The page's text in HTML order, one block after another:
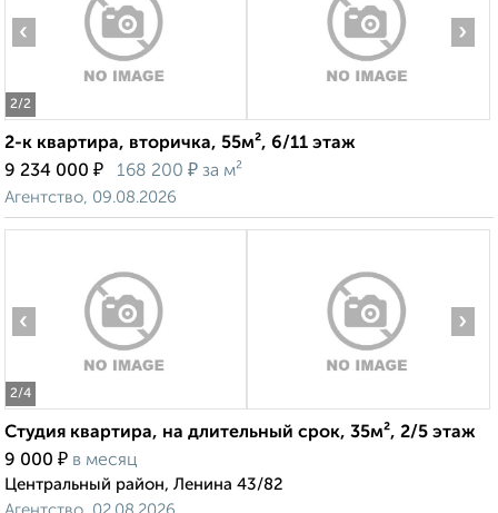
2/2
‹ ›
2-к квартира, вторичка, 55м², 6/11 этаж
9 234 000 ₽ 168 200 ₽ за м²
Агентство, 09.08.2026
2/4
‹ ›
Студия квартира, на длительный срок, 35м², 2/5 этаж
9 000 ₽ в месяц
Центральный район, Ленина 43/82